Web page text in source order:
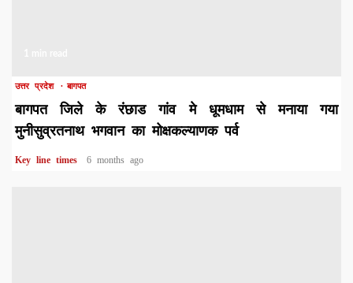
उत्तर प्रदेश बागपत
बागपत जिले के रंछाड गांव मे धूमधाम से मनाया गया
मुनीसुव्रतनाथ भगवान का मोक्षकल्याणक पर्व
Key line times 6 months ago